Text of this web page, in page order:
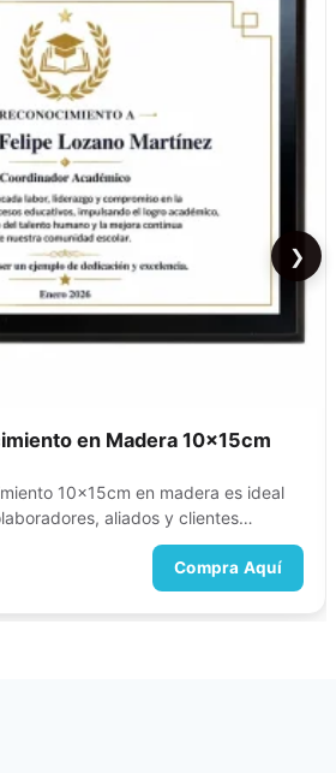
en Madera 10x15cm
10x15cm en madera es ideal
aliados y clientes…
Compra Aquí
❯